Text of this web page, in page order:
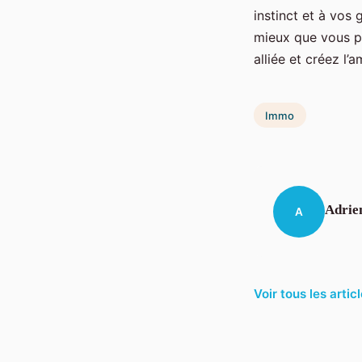
instinct et à vos
mieux que vous
alliée et créez
Immo
A
Voir tous les